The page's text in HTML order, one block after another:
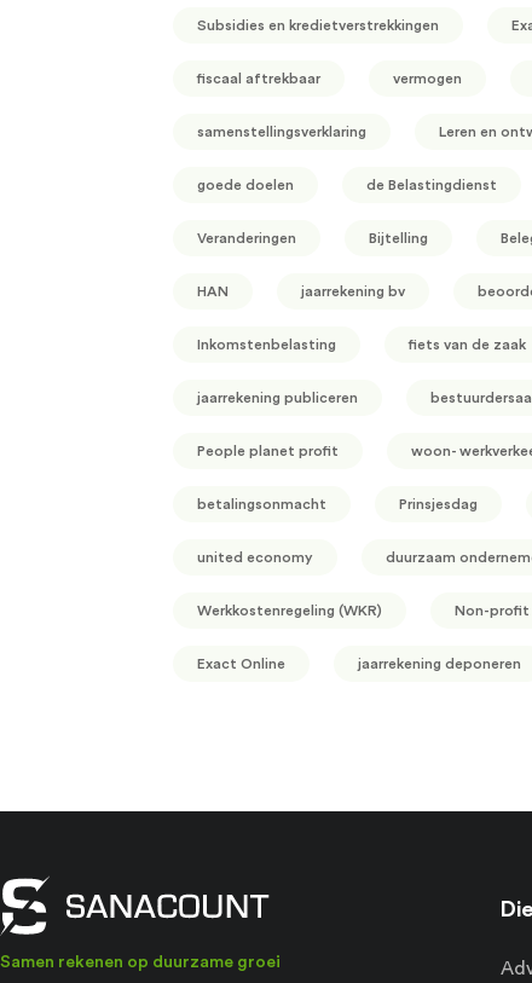
Subsidies en kredietverstrekkingen
fiscaal aftrekbaar vermogen
samenstellingsverklaring Leren en
goede doelen de Belastingdienst
Veranderingen Bijtelling
HAN jaarrekening bv
Inkomstenbelasting fiets van de zaak
jaarrekening publiceren
People planet profit woon-
betalingsonmacht Prinsjesdag
united economy duurzaam
Werkkostenregeling (WKR) Non-profit
Exact Online jaarrekening deponeren
Samen rekenen op duurzame groei